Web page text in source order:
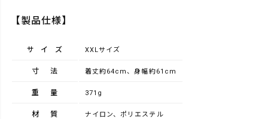
【製品仕様】
サイズ XXLサイズ
寸法 着丈約64cm、身幅約61cm
重量 371g
材質 ナイロン、ポリエステル